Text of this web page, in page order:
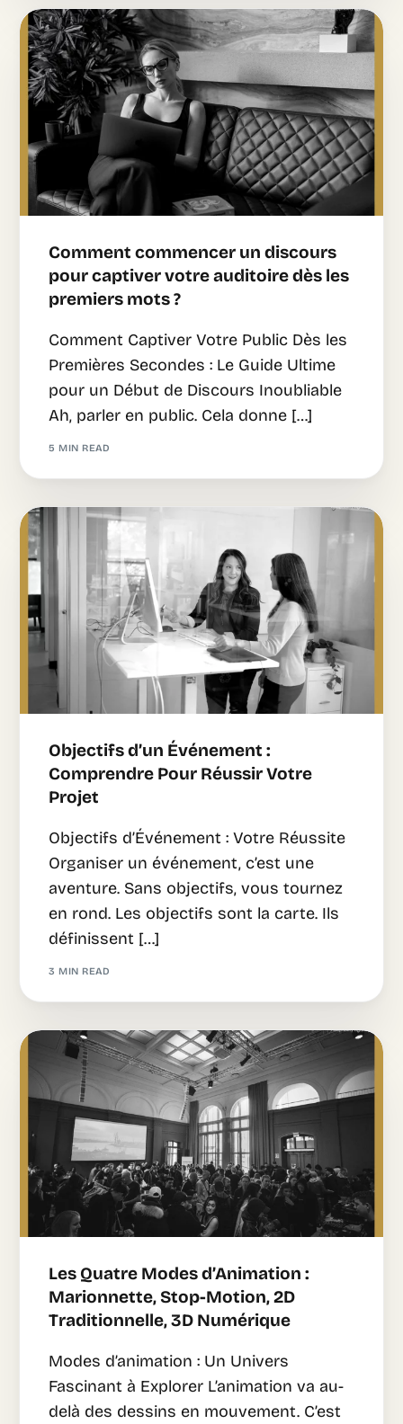
Comment commencer un discours
pour captiver votre auditoire dès les
premiers mots ?
Comment Captiver Votre Public Dès les
Premières Secondes : Le Guide Ultime
pour un Début de Discours Inoubliable
Ah, parler en public. Cela donne […]
5 MIN READ
Objectifs d’un Événement :
Comprendre Pour Réussir Votre
Projet
Objectifs d’Événement : Votre Réussite
Organiser un événement, c’est une
aventure. Sans objectifs, vous tournez
en rond. Les objectifs sont la carte. Ils
définissent […]
3 MIN READ
Les Quatre Modes d’Animation :
Marionnette, Stop-Motion, 2D
Traditionnelle, 3D Numérique
Modes d’animation : Un Univers
Fascinant à Explorer L’animation va au-
delà des dessins en mouvement. C’est